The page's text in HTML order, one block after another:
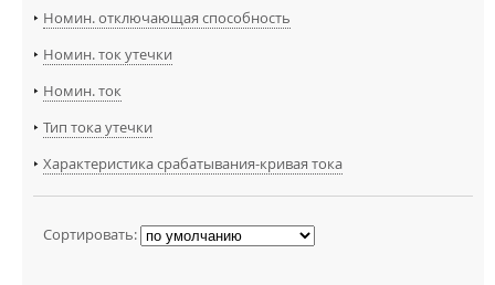
Номин. отключающая способность
Номин. ток утечки
Номин. ток
Тип тока утечки
Характеристика срабатывания-кривая тока
Сортировать: